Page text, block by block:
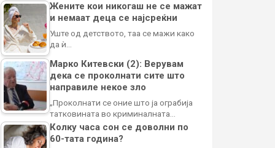
Жените кои никогаш не се мажат
и немаат деца се најсреќни
Уште од детството, таа се мажи како
да ѝ…
Марко Китевски (2): Верувам
дека се проколнати сите што
направиле некое зло
„Проколнати се оние што ја ограбија
татковината во криминалната…
Колку часа сон се доволни по
60-тата година?